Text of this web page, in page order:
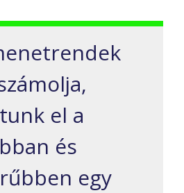
el a
és
egy